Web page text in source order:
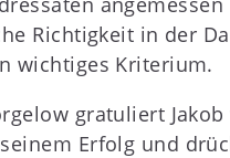
Richtigkeit in der
wichtiges Kriterium.
gratuliert
Erfolg und